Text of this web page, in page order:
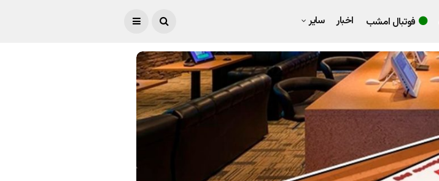
فوتبال امشب اخبار سایر